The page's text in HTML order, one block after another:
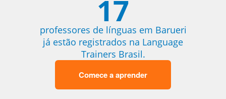
17
professores de línguas em Barueri
já estão registrados na Language
Trainers Brasil.
Comece a aprender